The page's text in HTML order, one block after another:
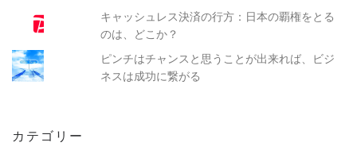
キャッシュレス決済の行方：日本の覇権をとる
のは、どこか？
ピンチはチャンスと思うことが出来れば、ビジ
ネスは成功に繋がる
カテゴリー